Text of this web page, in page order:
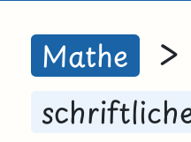
Mathe >